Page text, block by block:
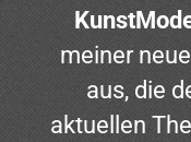
meiner
aus, die
aktuellen